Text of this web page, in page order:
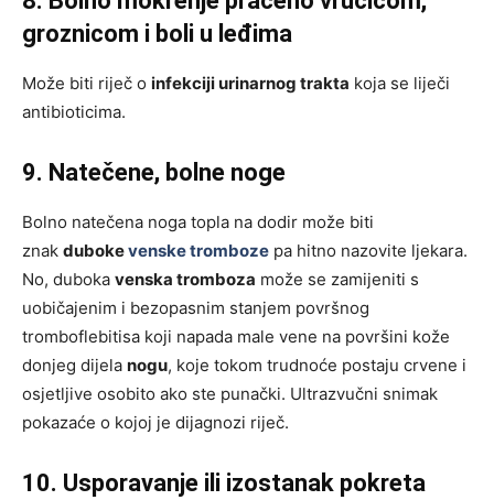
groznicom i boli u leđima
Može biti riječ o infekciji urinarnog trakta koja se liječi
antibioticima.
9. Natečene, bolne noge
Bolno natečena noga topla na dodir može biti
znak dubokevenske tromboze pa hitno nazovite ljekara.
No, duboka venska tromboza može se zamijeniti s
uobičajenim i bezopasnim stanjem površnog
tromboflebitisa koji napada male vene na površini kože
donjeg dijela nogu, koje tokom trudnoće postaju crvene i
osjetljive osobito ako ste punački. Ultrazvučni snimak
pokazaće o kojoj je dijagnozi riječ.
10. Usporavanje ili izostanak pokreta